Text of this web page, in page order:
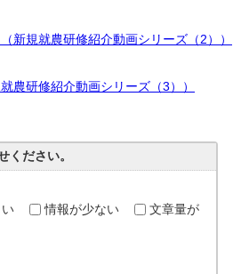
新規就農研修紹介動画シリーズ（2））
農研修紹介動画シリーズ（3））
ください。
情報が少ない
文章量が